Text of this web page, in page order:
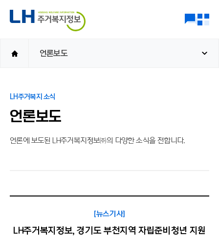
언론보도
LH주거복지 소식
언론보도
언론에 보도된 LH주거복지정보㈜의 다양한 소식을 전합니다.
[뉴스기사]
LH주거복지정보, 경기도 부천지역 자립준비청년 지원